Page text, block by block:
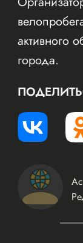
активного
города.